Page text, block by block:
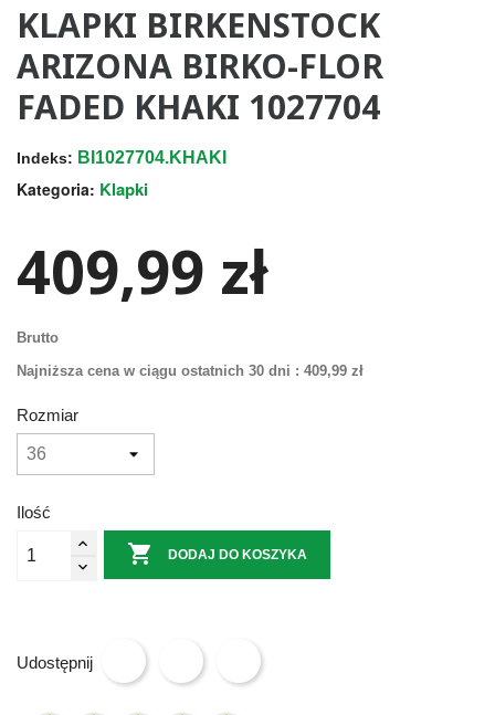
KLAPKI BIRKENSTOCK
ARIZONA BIRKO-FLOR
FADED KHAKI 1027704
Indeks: BI1027704.KHAKI
Kategoria: Klapki
409,99 zł
Brutto
Najniższa cena w ciągu ostatnich 30 dni : 409,99 zł
Rozmiar
Ilość
 DODAJ DO KOSZYKA
Udostępnij